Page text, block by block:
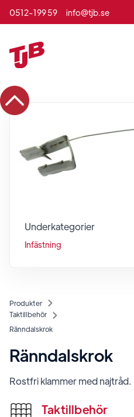
0512-199 59 info@tjb.se
Produkter
Taktillbehör
Ränndalskrok
Ränndalskrok
Rostfri klammer med najtråd.
Taktillbehör
Underkategorier
Infästning